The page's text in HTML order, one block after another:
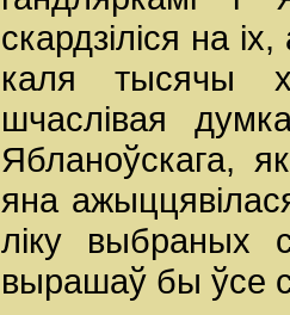
скардзіліся на
каля тысячы
шчаслівая
Ябланоўскага,
яна
ліку выбраных
вырашаў бы ўсе